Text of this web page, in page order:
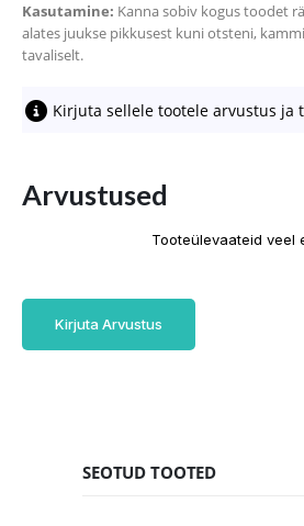
Kasutamine: Kanna sobiv kogus toodet
alates juukse pikkusest kuni otsteni,
tavaliselt.
Kirjuta sellele tootele arvustus ja
Arvustused
Tooteülevaateid veel
Kirjuta Arvustus
SEOTUD TOOTED